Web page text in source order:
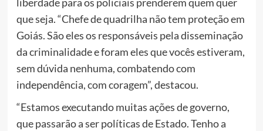
que seja. “Chefe de quadrilha não tem proteção em
Goiás. São eles os responsáveis pela disseminação
da criminalidade e foram eles que vocês estiveram,
sem dúvida nenhuma, combatendo com
independência, com coragem”, destacou.
“Estamos executando muitas ações de governo,
que passarão a ser políticas de Estado. Tenho a